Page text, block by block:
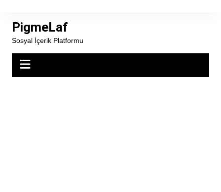
contentPigmeLaf
Sosyal İçerik Platformu